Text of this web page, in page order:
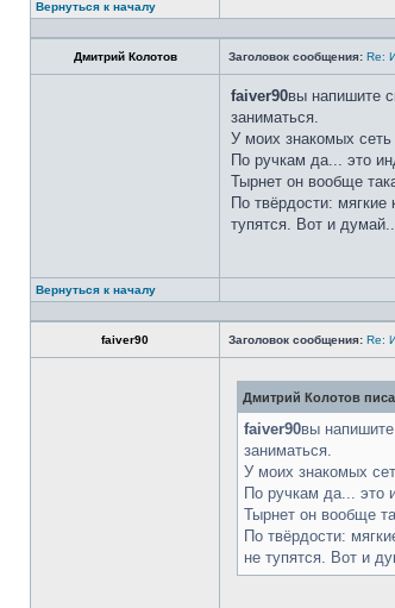
Вернуться к началу
Дмитрий Колотов Заголовок сообщения: Re:
faiver90вы напишите
заниматься.
У моих знакомых
По ручкам да... это
Тырнет он вообще
По твёрдости:
тупятся. Вот и
Вернуться к началу
faiver90 Заголовок сообщения: Re:
Дмитрий Колотов
faiver90вы
заниматься.
У моих знакомых
По ручкам да... это
Тырнет он вообще
По твёрдости:
не тупятся. Вот и